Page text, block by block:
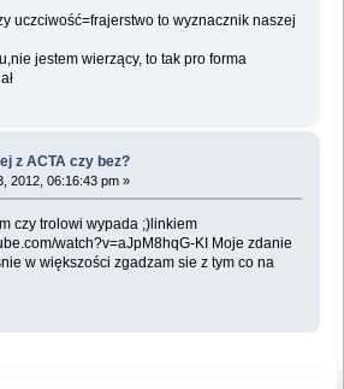
uczciwość=frajerstwo to wyznacznik naszej
jestem wierzący, to tak pro forma
z ACTA czy bez?
2012, 06:16:43 pm »
czy trolowi wypada ;)linkiem
watch?v=aJpM8hqG-KI Moje zdanie
w większości zgadzam sie z tym co na